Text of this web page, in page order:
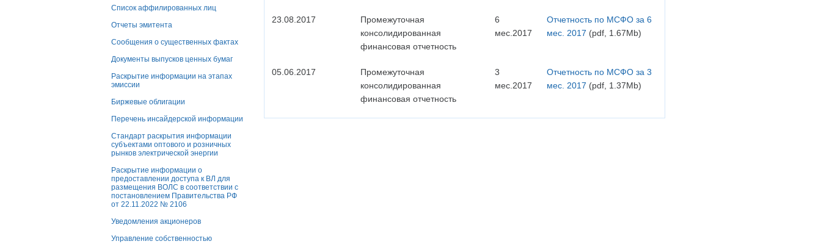
Список аффилированных лиц
Отчеты эмитента
Сообщения о существенных фактах
Документы выпусков ценных бумаг
Раскрытие информации на этапах
эмиссии
Биржевые облигации
Перечень инсайдерской информации
Стандарт раскрытия информации
субъектами оптового и розничных
рынков электрической энергии
Раскрытие информации о
предоставлении доступа к ВЛ для
размещения ВОЛС в соответствии с
постановлением Правительства РФ
от 22.11.2022 № 2106
Уведомления акционеров
Управление собственностью
23.08.2017
Промежуточная
консолидированная
финансовая отчетность
6
мес.2017
Отчетность по МСФО за 6
мес. 2017 (pdf, 1.67Mb)
05.06.2017
Промежуточная
консолидированная
финансовая отчетность
3
мес.2017
Отчетность по МСФО за 3
мес. 2017 (pdf, 1.37Mb)